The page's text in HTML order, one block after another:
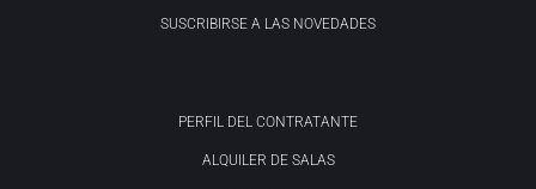
SUSCRIBIRSE A LAS NOVEDADES
PERFIL DEL CONTRATANTE
ALQUILER DE SALAS